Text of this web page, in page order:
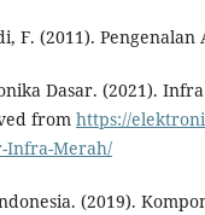
F. (2011).
Dasar. (2021).
from https://
Infra-Merah/
(2019).